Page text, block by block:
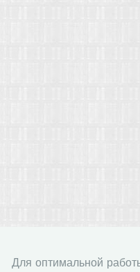
Для оптимальной